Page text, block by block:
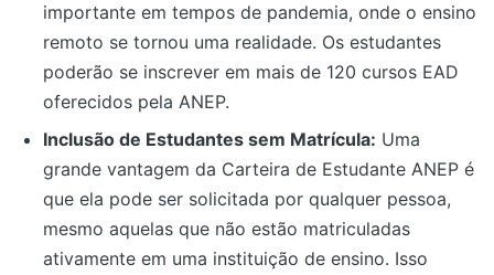
importante em tempos de pandemia, onde o ensino
remoto se tornou uma realidade. Os estudantes
poderão se inscrever em mais de 120 cursos EAD
oferecidos pela ANEP.
Inclusão de Estudantes sem Matrícula: Uma
grande vantagem da Carteira de Estudante ANEP é
que ela pode ser solicitada por qualquer pessoa,
mesmo aquelas que não estão matriculadas
ativamente em uma instituição de ensino. Isso